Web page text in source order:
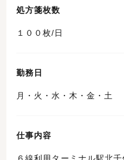
処方箋枚数
１００枚/日
勤務日
月・火・水・木・金・土
仕事内容